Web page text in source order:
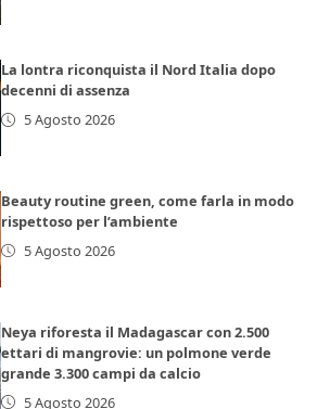
La lontra riconquista il Nord Italia dopo
decenni di assenza
5 Agosto 2026
Beauty routine green, come farla in modo
rispettoso per l’ambiente
5 Agosto 2026
Neya riforesta il Madagascar con 2.500
ettari di mangrovie: un polmone verde
grande 3.300 campi da calcio
5 Agosto 2026